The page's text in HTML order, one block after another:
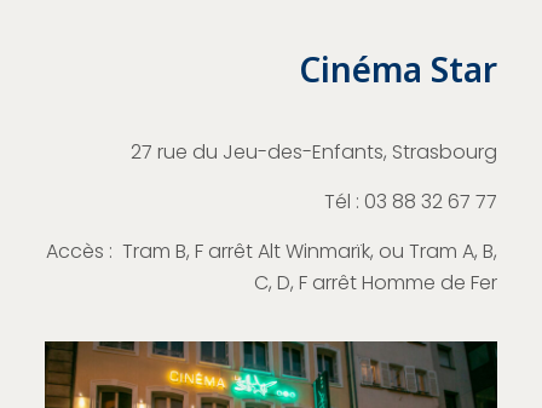
Cinéma Star
27 rue du Jeu-des-Enfants, Strasbourg
Tél : 03 88 32 67 77
Accès : Tram B, F arrêt Alt Winmarïk, ou Tram A, B,
C, D, F arrêt Homme de Fer